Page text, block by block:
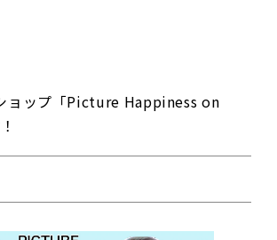
ョップ「Picture Happiness on